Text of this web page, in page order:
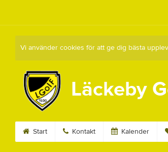
Vi använder cookies för att ge dig bästa
Läckeby
Start Kontakt Kalender